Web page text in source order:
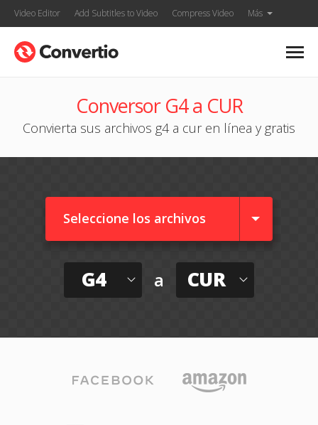
Video Editor Add Subtitles to Video Compress Video Más
Conversor G4 a CUR
Convierta sus archivos g4 a cur en línea y gratis
Seleccione los archivos
G4 a CUR